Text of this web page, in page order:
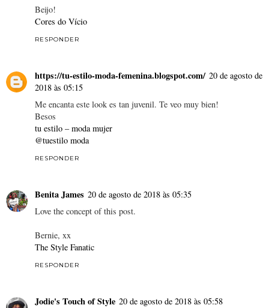
Beijo!
Cores do Vício
RESPONDER
https://tu-estilo-moda-femenina.blogspot.com/ 20 de agosto de
2018 às 05:15
Me encanta este look es tan juvenil. Te veo muy bien!
Besos
tu estilo – moda mujer
@tuestilo moda
RESPONDER
Benita James 20 de agosto de 2018 às 05:35
Love the concept of this post.
Bernie, xx
The Style Fanatic
RESPONDER
Jodie's Touch of Style 20 de agosto de 2018 às 05:58